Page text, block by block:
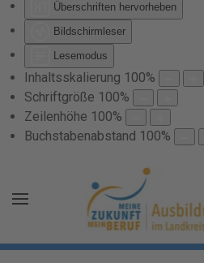
Überschriften hervorheben
Bildschirmleser
Lesemodus
Inhaltsskalierung 100%
Schriftgröße 100%
Zeilenhöhe 100%
Buchstabenabstand 100%